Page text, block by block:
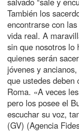
También los
encontrarse con
vida real. A
sin que nosotros lo
quienes serán
jóvenes y
que ustedes deben
Roma. «A veces
pero los posee el
escuchar su voz,
(GV) (Agencia